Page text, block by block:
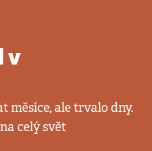
v
měsíce, ale trvalo dny.
celý svět